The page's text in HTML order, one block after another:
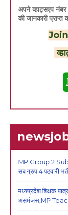
अपने व्हाट्सएप नंबर
की जानकारी
MP Group 2
सब ग्रुप 4 पटवारी
मध्यप्रदेश शिक्षक
असमंजस,MP